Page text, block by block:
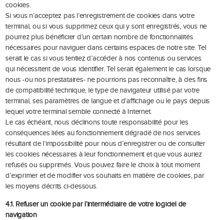
cookies.
Si vous n’acceptez pas l’enregistrement de cookies dans votre
terminal, ou si vous supprimez ceux qui y sont enregistrés, vous ne
pourrez plus bénéficier d’un certain nombre de fonctionnalités
nécessaires pour naviguer dans certains espaces de notre site. Tel
serait le cas si vous tentiez d’accéder à nos contenus ou services
qui nécessitent de vous identifier. Tel serait également le cas lorsque
nous -ou nos prestataires- ne pourrions pas reconnaître, à des fins
de compatibilité technique, le type de navigateur utilisé par votre
terminal, ses paramètres de langue et d’affichage ou le pays depuis
lequel votre terminal semble connecté à Internet.
Le cas échéant, nous déclinons toute responsabilité pour les
conséquences liées au fonctionnement dégradé de nos services
résultant de l’impossibilité pour nous d’enregistrer ou de consulter
les cookies nécessaires à leur fonctionnement et que vous auriez
refusés ou supprimés. Vous pouvez faire le choix à tout moment
d’exprimer et de modifier vos souhaits en matière de cookies, par
les moyens décrits ci-dessous.
4.1. Refuser un cookie par l’intermédiaire de votre logiciel de
navigation